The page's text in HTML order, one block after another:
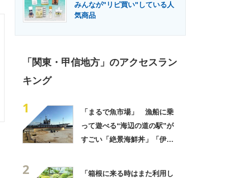
みんなが"リピ買い"している人
気商品
「関東・甲信地方」のアクセスラン
キング
1
「まるで魚市場」 漁船に乗
って遊べる“海辺の道の駅”が
すごい「絶景海鮮丼」「伊勢
2
「箱根に来る時はまた利用し